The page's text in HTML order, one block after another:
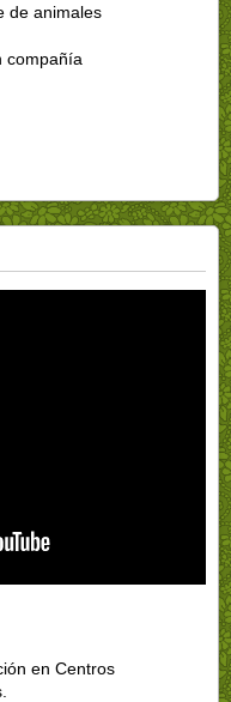
de animales
compañía
en Centros